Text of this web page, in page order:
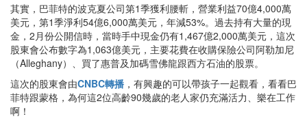
其實，巴菲特的波克夏公司第1季獲利腰斬，營業利益70億4,000萬
美元，第1季淨利54億6,000萬美元，年減53%。過去持有大量的現
金，2月份公開信時，當時手中現金仍有1,467億2,000萬美元，這次
股東會公布數字為1,063億美元，主要花費在收購保險公司阿勒加尼
（Alleghany）、買了惠普及加碼雪佛龍跟西方石油的股票。
這次的股東會由CNBC轉播 ，有興趣的可以帶孩子一起觀看，看看巴
菲特跟蒙格，為何這2位高齡90幾歲的老人家仍充滿活力、樂在工作
啊！